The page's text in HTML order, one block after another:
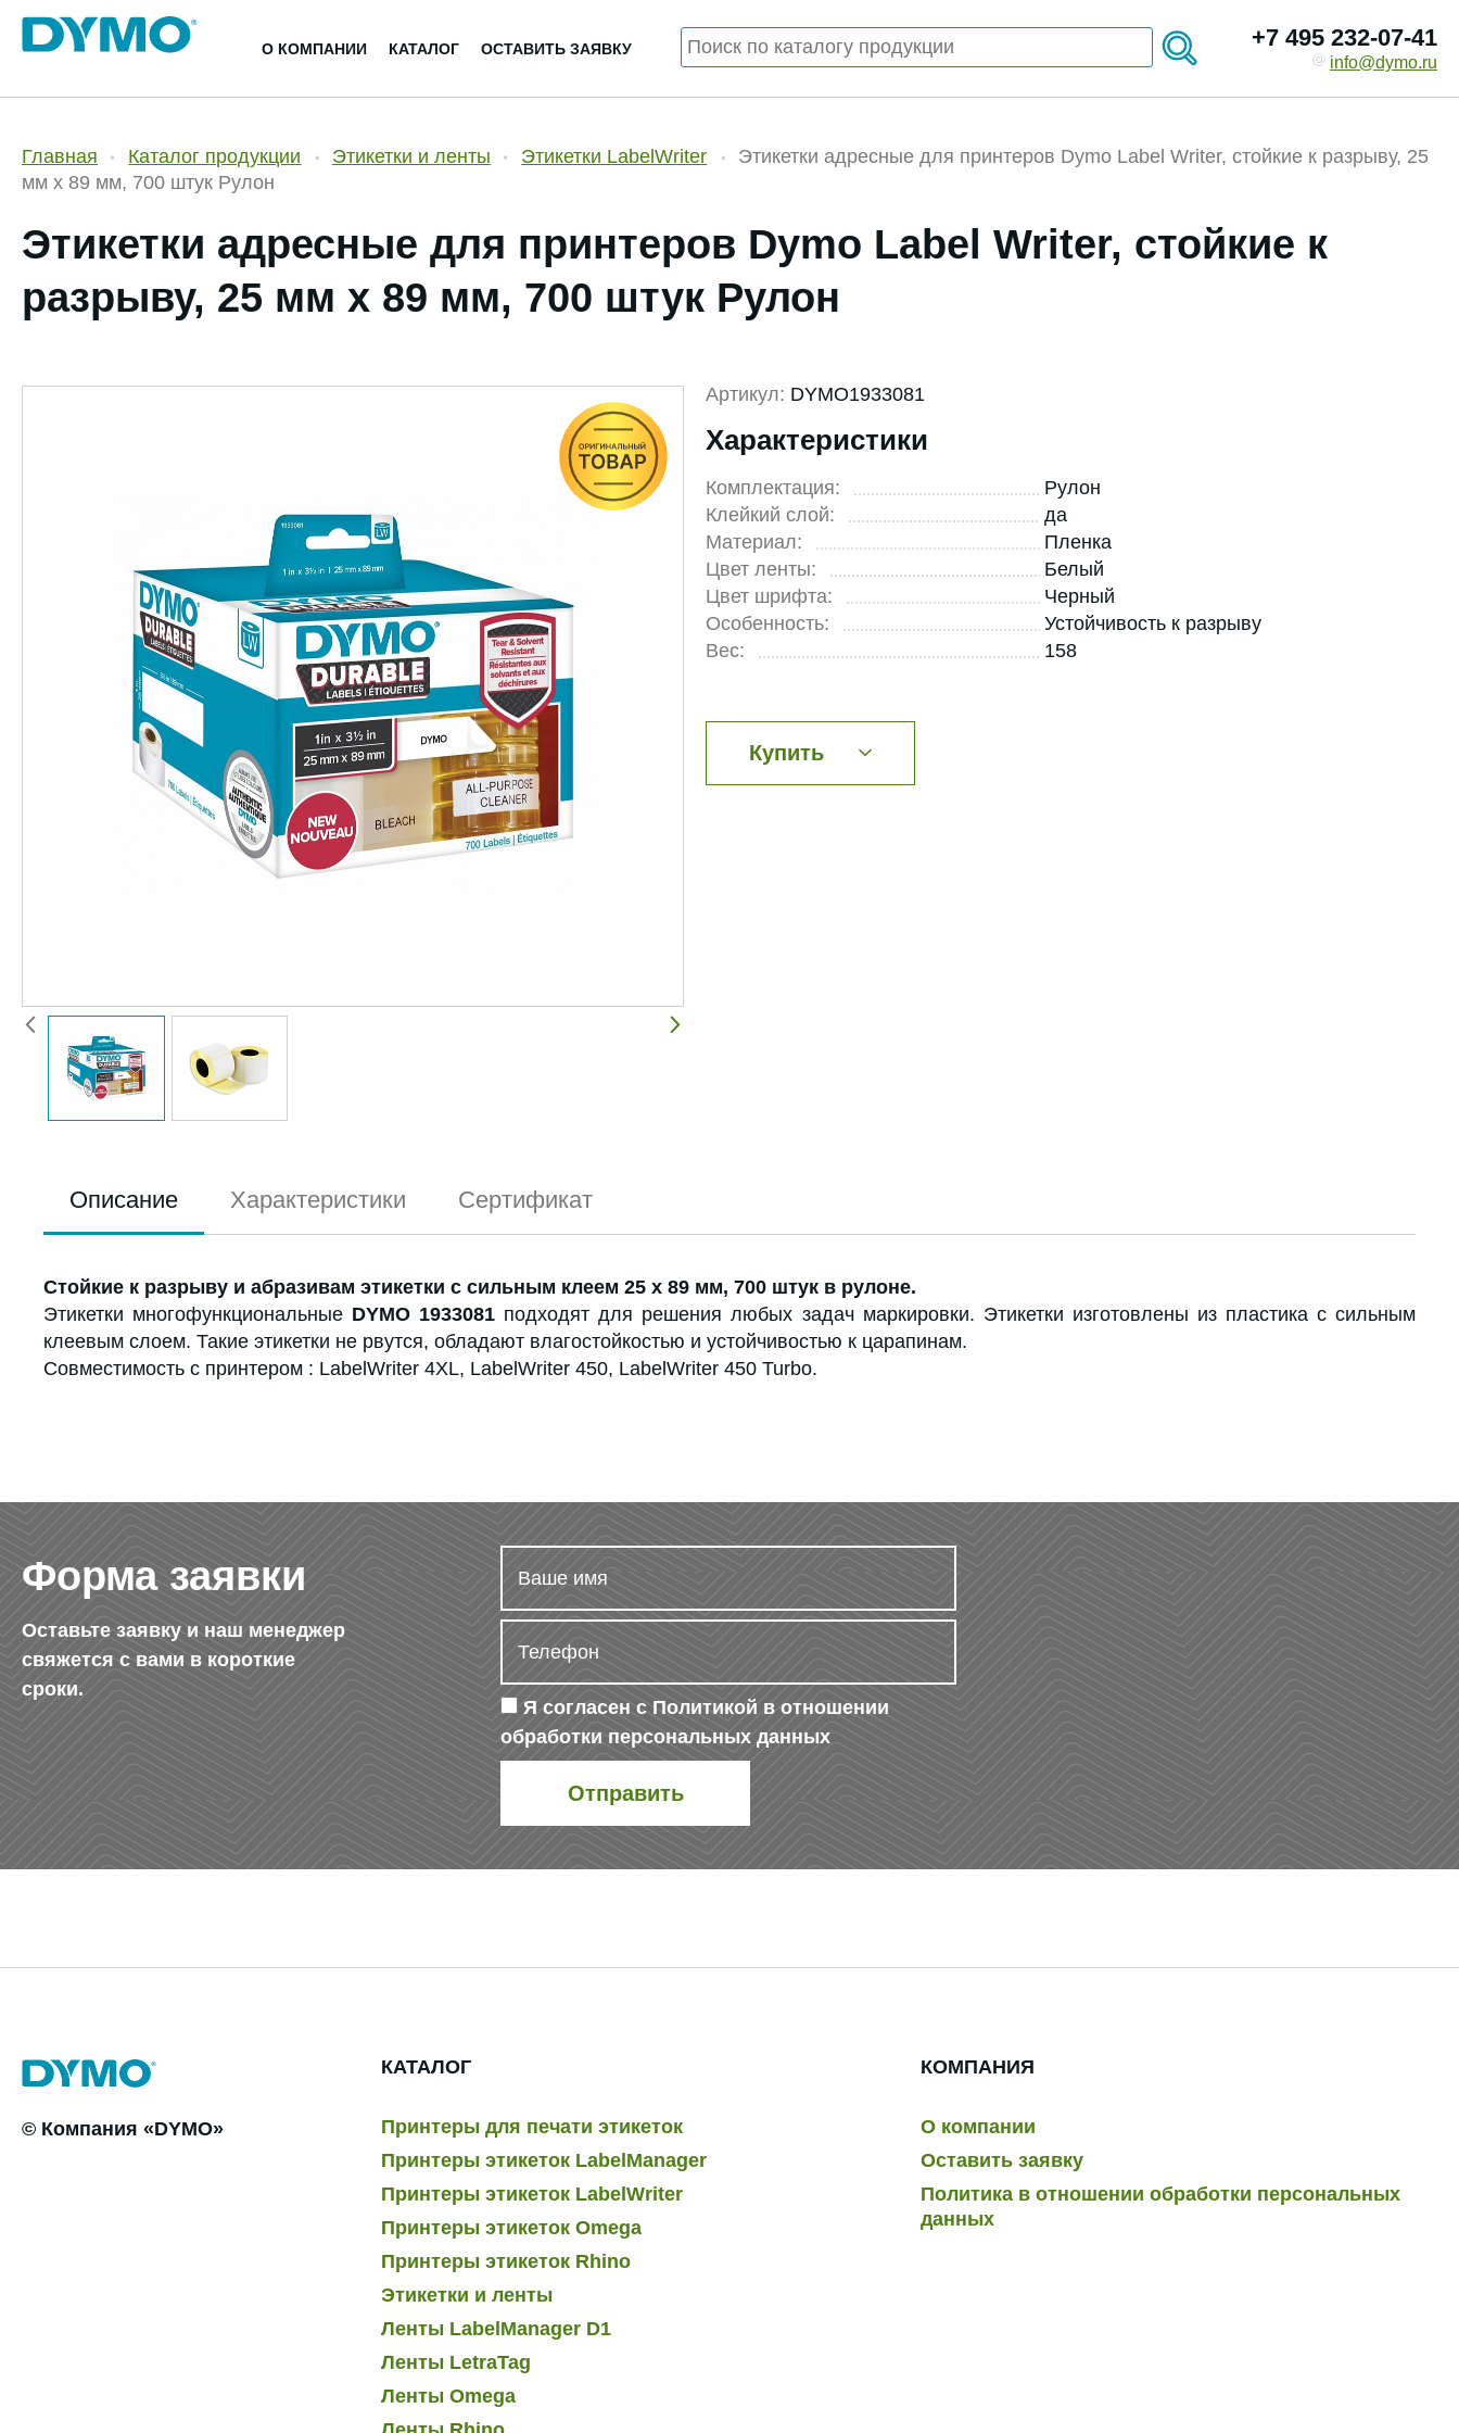
О КОМПАНИИ КАТАЛОГ ОСТАВИТЬ ЗАЯВКУ +7 495 232-07-41
info@dymo.ru
Главная Каталог продукции Этикетки и ленты Этикетки LabelWriter
Этикетки адресные для принтеров Dymo Label Writer, стойкие к разрыву, 25
мм х 89 мм, 700 штук Рулон
Этикетки адресные для принтеров Dymo Label Writer, стойкие к
разрыву, 25 мм х 89 мм, 700 штук Рулон
Артикул: DYMO1933081
Характеристики
Комплектация:
Рулон
Клейкий слой:
да
Материал:
Пленка
Цвет ленты:
Белый
Цвет шрифта:
Черный
Особенность:
Устойчивость к разрыву
Вес:
158
Купить
Описание Характеристики Сертификат
Стойкие к разрыву и абразивам этикетки с сильным клеем 25 х 89 мм, 700 штук в рулоне.
Этикетки многофункциональные DYMO 1933081 подходят для решения любых задач маркировки. Этикетки изготовлены из пластика с сильным
клеевым слоем. Такие этикетки не рвутся, обладают влагостойкостью и устойчивостью к царапинам.
Совместимость с принтером : LabelWriter 4XL, LabelWriter 450, LabelWriter 450 Turbo.
Форма заявки
Оставьте заявку и наш менеджер
свяжется с вами в короткие
сроки.
Я согласен с Политикой в отношении
обработки персональных данных
© Компания «DYMO»
КАТАЛОГ
Принтеры для печати этикеток
Принтеры этикеток LabelManager
Принтеры этикеток LabelWriter
Принтеры этикеток Omega
Принтеры этикеток Rhino
Этикетки и ленты
Ленты LabelManager D1
Ленты LetraTag
Ленты Omega
КОМПАНИЯ
О компании
Оставить заявку
Политика в отношении обработки персональных
данных